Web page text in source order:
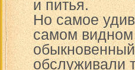
и питья.
Но самое
самом
обслуживали